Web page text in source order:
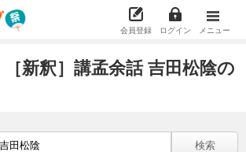
会員登録 ログイン メニュー
新釈］講孟余話 吉田松陰の
検索